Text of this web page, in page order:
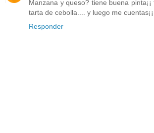
Manzana y queso? tiene buena
tarta de cebolla.... y luego me cuentas¡¡
Responder